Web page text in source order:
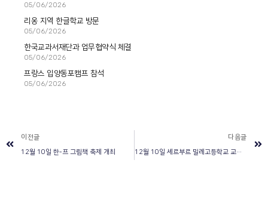
05/06/2026
리옹 지역 한글학교 방문
05/06/2026
한국교과서재단과 업무협약식 체결
05/06/2026
프랑스 입양동포캠프 참석
05/06/2026
이전글
12월 10일 한-프 그림책 축제 개최
다음글
12월 10일 셰르부르 밀레고등학교 교장 면담